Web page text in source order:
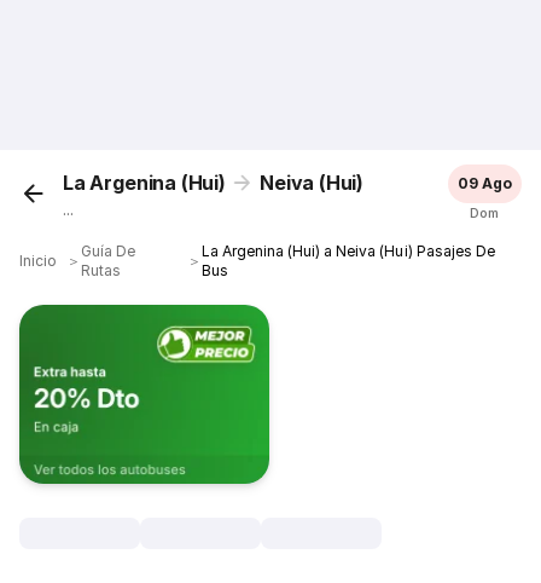
La Argenina (Hui) Neiva (Hui)
...
09 Ago
Dom
Inicio ＞
Guía De
Rutas
＞
La Argenina (Hui) a Neiva (Hui) Pasajes De
Bus